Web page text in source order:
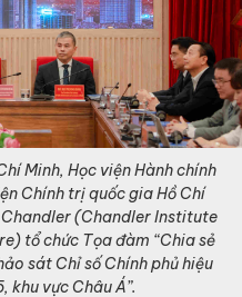
Minh, Học viện Hành chính
Chính trị quốc gia Hồ Chí
(Chandler Institute
tổ chức Tọa đàm “Chia sẻ
sát Chỉ số Chính phủ hiệu
khu vực Châu Á”.